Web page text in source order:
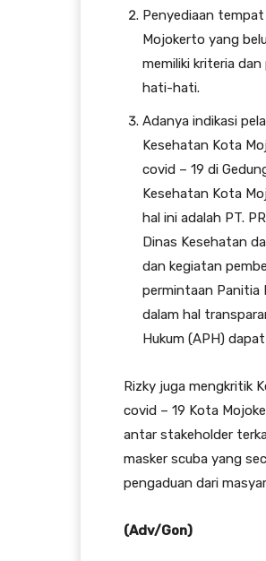
Penyediaan
Mojokerto yang
memiliki kriteria
hati-hati.
Adanya indikasi
Kesehatan Kota
covid – 19 di
Kesehatan Kota
hal ini adalah PT.
Dinas Kesehatan
dan kegiatan
permintaan Panitia
dalam hal
Hukum (APH)
Rizky juga mengkritik
covid – 19 Kota
antar stakeholder
masker scuba yang
pengaduan dari
(Adv/Gon)